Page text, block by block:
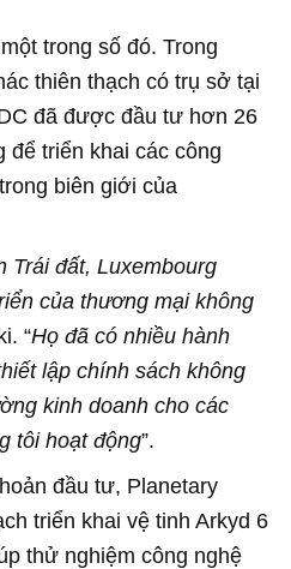
trong số đó. Trong
thiên thạch có trụ sở tại
đã được đầu tư hơn 26
để triển khai các công
biên giới của
Trái đất, Luxembourg
của thương mại không
“Họ đã có nhiều hành
lập chính sách không
kinh doanh cho các
tôi hoạt động”.
đầu tư, Planetary
triển khai vệ tinh Arkyd 6
thử nghiệm công nghệ